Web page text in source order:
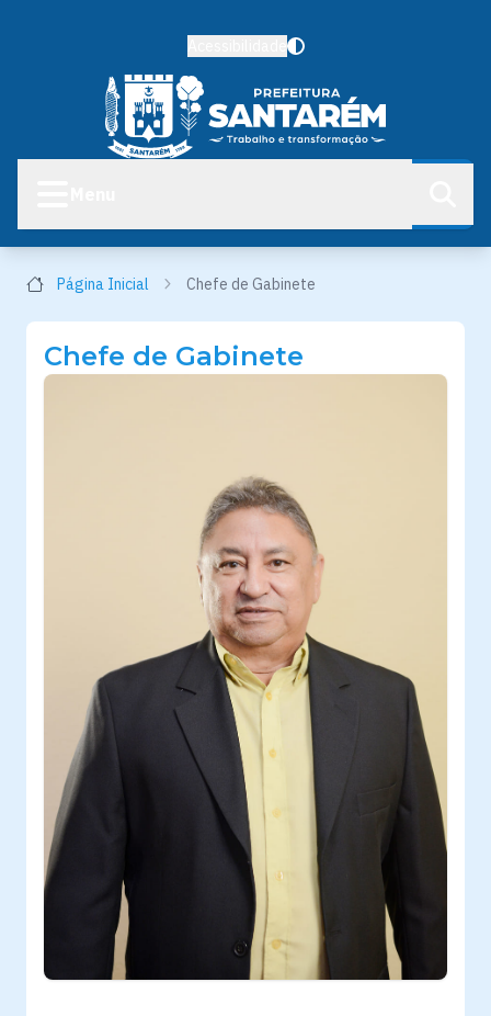
Página Inicial Chefe de Gabinete
Chefe de Gabinete